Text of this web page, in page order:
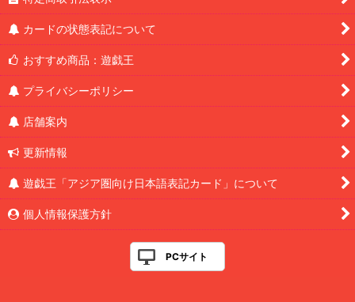
カードの状態表記について
おすすめ商品：遊戯王
プライバシーポリシー
店舗案内
更新情報
遊戯王「アジア圏向け日本語表記カード」について
個人情報保護方針
PCサイト